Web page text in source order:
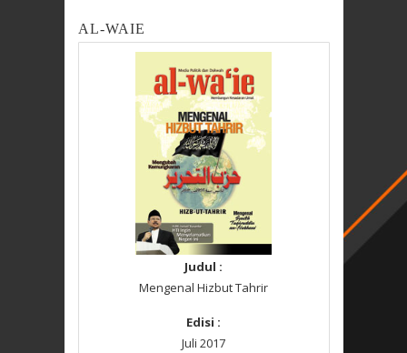
AL-WAIE
Judul :
Mengenal Hizbut Tahrir
Edisi :
Juli 2017